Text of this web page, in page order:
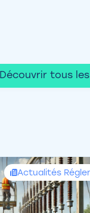
Découvrir tous
Actualités